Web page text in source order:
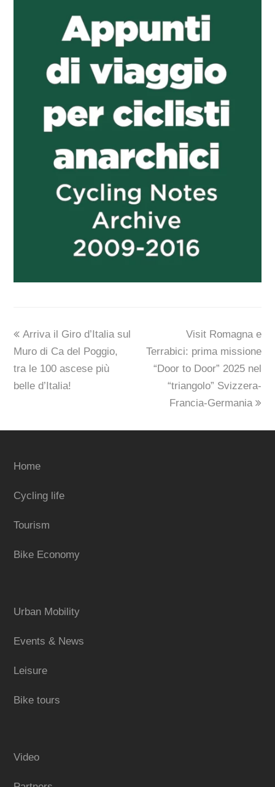
previous
post:
Arriva il Giro d’Italia sul
Muro di Ca del Poggio,
tra le 100 ascese più
belle d’Italia!
next
post:
Visit Romagna e
Terrabici: prima missione
“Door to Door” 2025 nel
“triangolo” Svizzera-
Francia-Germania
Home
Cycling life
Tourism
Bike Economy
Urban Mobility
Events & News
Leisure
Bike tours
Video